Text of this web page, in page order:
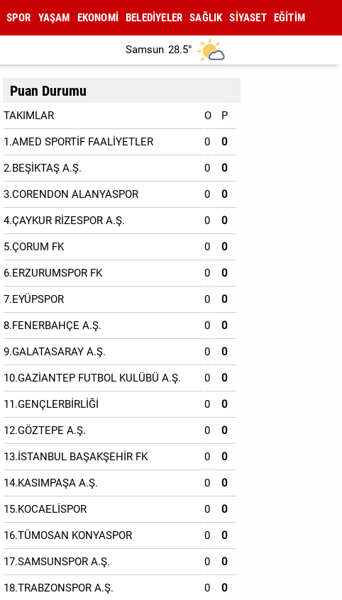
SPOR YAŞAM EKONOMİ BELEDİYELER SAĞLIK SİYASET EĞİTİM
Samsun 28.5°
Puan Durumu
TAKIMLAR O P
1.AMED SPORTİF FAALİYETLER 0 0
2.BEŞİKTAŞ A.Ş. 0 0
3.CORENDON ALANYASPOR 0 0
4.ÇAYKUR RİZESPOR A.Ş. 0 0
5.ÇORUM FK 0 0
6.ERZURUMSPOR FK 0 0
7.EYÜPSPOR 0 0
8.FENERBAHÇE A.Ş. 0 0
9.GALATASARAY A.Ş. 0 0
10.GAZİANTEP FUTBOL KULÜBÜ A.Ş. 0 0
11.GENÇLERBİRLİĞİ 0 0
12.GÖZTEPE A.Ş. 0 0
13.İSTANBUL BAŞAKŞEHİR FK 0 0
14.KASIMPAŞA A.Ş. 0 0
15.KOCAELİSPOR 0 0
16.TÜMOSAN KONYASPOR 0 0
17.SAMSUNSPOR A.Ş. 0 0
18.TRABZONSPOR A.Ş. 0 0